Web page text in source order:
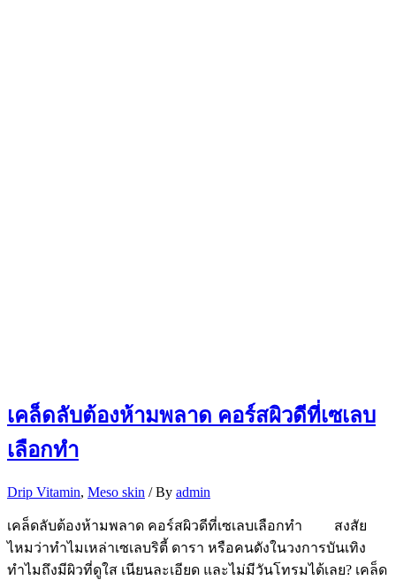
เคล็ดลับต้องห้ามพลาด คอร์สผิวดีที่เซเลบ
เลือกทำ
Drip Vitamin, Meso skin / By admin
เคล็ดลับต้องห้ามพลาด คอร์สผิวดีที่เซเลบเลือกทำ สงสัย
ไหมว่าทำไมเหล่าเซเลบริตี้ ดารา หรือคนดังในวงการบันเทิง
ทำไมถึงมีผิวที่ดูใส เนียนละเอียด และไม่มีวันโทรมได้เลย? เคล็ด